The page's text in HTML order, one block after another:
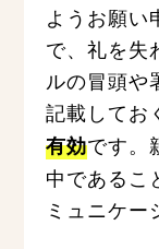
ようお願い
で、礼を失
ルの冒頭や
記載してお
有効です。
中であるこ
ミュニケー